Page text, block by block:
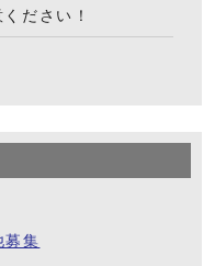
ださい！
募集